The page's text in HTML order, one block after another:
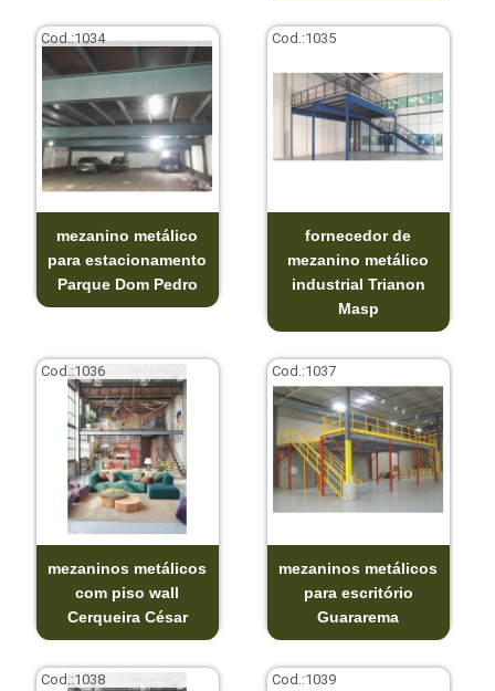
Cod.:1034
mezanino metálico
para estacionamento
Parque Dom Pedro
Cod.:1035
fornecedor de
mezanino metálico
industrial Trianon
Masp
Cod.:1036
mezaninos metálicos
com piso wall
Cerqueira César
Cod.:1037
mezaninos metálicos
para escritório
Guararema
Cod.:1038 Cod.:1039